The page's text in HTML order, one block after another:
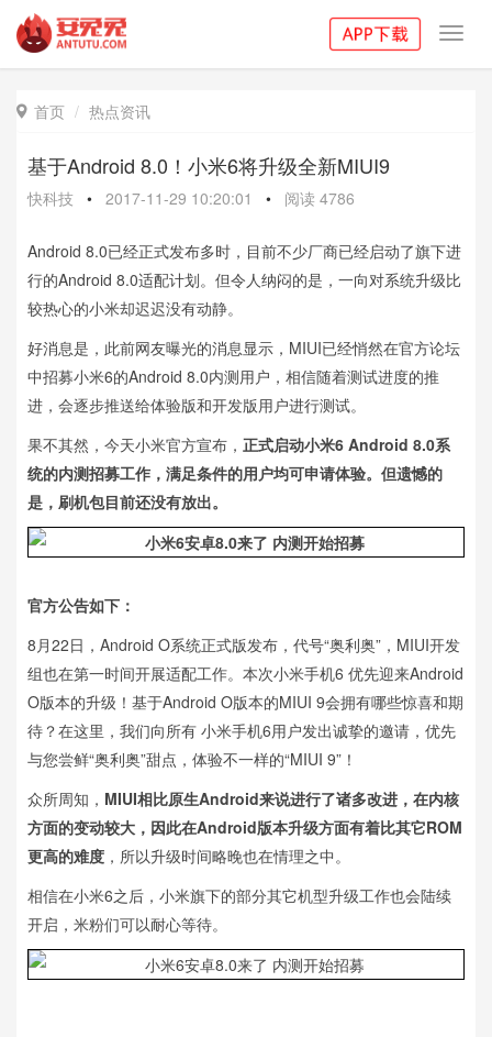
 首页 热点资讯
基于Android 8.0！小米6将升级全新MIUI9
快科技 • 2017-11-29 10:20:01 • 阅读 4786
Android 8.0已经正式发布多时，目前不少厂商已经启动了旗下进
行的Android 8.0适配计划。但令人纳闷的是，一向对系统升级比
较热心的小米却迟迟没有动静。
好消息是，此前网友曝光的消息显示，MIUI已经悄然在官方论坛
中招募小米6的Android 8.0内测用户，相信随着测试进度的推
进，会逐步推送给体验版和开发版用户进行测试。
果不其然，今天小米官方宣布， 正式启动小米6 Android 8.0系
统的内测招募工作，满足条件的用户均可申请体验。但遗憾的
是，刷机包目前还没有放出。
官方公告如下：
8月22日，Android O系统正式版发布，代号“奥利奥”，MIUI开发
组也在第一时间开展适配工作。本次小米手机6 优先迎来Android
O版本的升级！基于Android O版本的MIUI 9会拥有哪些惊喜和期
待？在这里，我们向所有 小米手机6用户发出诚挚的邀请，优先
与您尝鲜“奥利奥”甜点，体验不一样的“MIUI 9”！
众所周知， MIUI相比原生Android来说进行了诸多改进，在内核
方面的变动较大，因此在Android版本升级方面有着比其它ROM
更高的难度 ，所以升级时间略晚也在情理之中。
相信在小米6之后，小米旗下的部分其它机型升级工作也会陆续
开启，米粉们可以耐心等待。